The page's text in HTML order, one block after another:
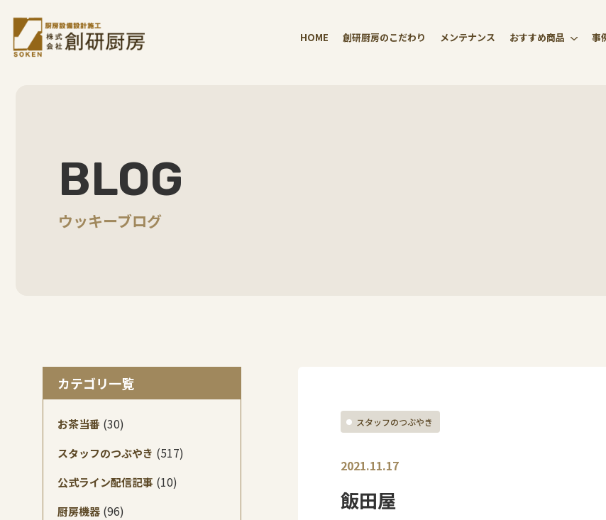
HOME 創研厨房のこだわり メンテナンス おすすめ商品 事
BLOG
ウッキーブログ
スタッフのつぶやき
2021.11.17
飯田屋
カテゴリ一覧
お茶当番 (30)
スタッフのつぶやき (517)
公式ライン配信記事 (10)
厨房機器 (96)